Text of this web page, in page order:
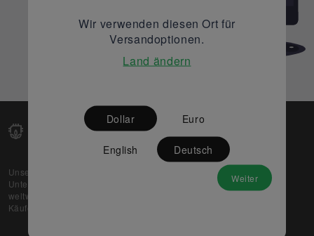
Unsere Web-Plattform unterstützt OEM- und EMS-
Unternehmen dabei, ihre überschüssigen Lagerbestände
weltweit zu verkaufen und gleichzeitig den potenziellen
Käufern beste Preise und Qualität zu bieten.
Partner
Wir verwenden diesen Ort für
Versandoptionen.
Land ändern
Dollar Euro
English Deutsch
Weiter